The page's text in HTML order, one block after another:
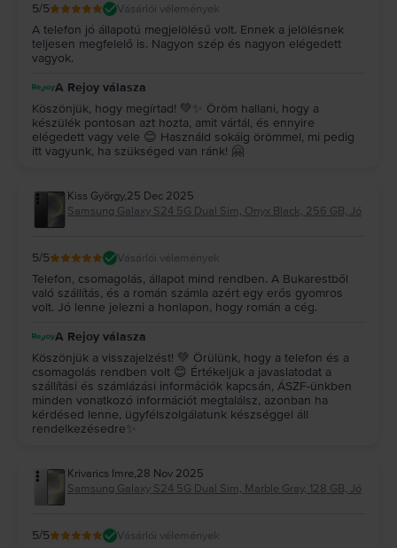
5/5 Vásárlói vélemények
A telefon jó állapotú megjelölésű volt. Ennek a jelölésnek
teljesen megfelelő is. Nagyon szép és nagyon elégedett
vagyok.
A Rejoy válasza
Köszönjük, hogy megírtad! 💚✨ Öröm hallani, hogy a
készülék pontosan azt hozta, amit vártál, és ennyire
elégedett vagy vele 😊 Használd sokáig örömmel, mi pedig
itt vagyunk, ha szükséged van ránk! 🤗
Kiss György,25 Dec 2025
Samsung Galaxy S24 5G Dual Sim, Onyx Black, 256 GB, Jó
5/5 Vásárlói vélemények
Telefon, csomagolás, állapot mind rendben. A Bukarestből
való szállítás, és a román számla azért egy erős gyomros
volt. Jó lenne jelezni a honlapon, hogy román a cég.
A Rejoy válasza
Köszönjük a visszajelzést! 💚 Örülünk, hogy a telefon és a
csomagolás rendben volt 😊 Értékeljük a javaslatodat a
szállítási és számlázási információk kapcsán, ÁSZF-ünkben
minden vonatkozó információt megtalálsz, azonban ha
kérdésed lenne, ügyfélszolgálatunk készséggel áll
rendelkezésedre✨
Krivarics Imre,28 Nov 2025
Samsung Galaxy S24 5G Dual Sim, Marble Gray, 128 GB, Jó
5/5 Vásárlói vélemények